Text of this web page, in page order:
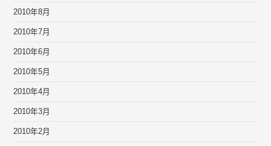
2010年8月
2010年7月
2010年6月
2010年5月
2010年4月
2010年3月
2010年2月